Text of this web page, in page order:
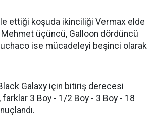
ettiği koşuda ikinciliği Vermax elde
üçüncü, Galloon dördüncü
ise mücadeleyi beşinci olarak
Galaxy için bitiriş derecesi
3 Boy - 1/2 Boy - 3 Boy - 18